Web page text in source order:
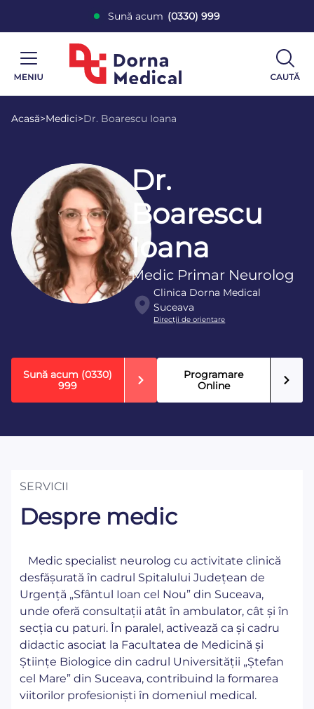
Sună acum (0330) 999
Acasă>Medici>Dr. Boarescu Ioana
Dr.
Boarescu
Ioana
Medic Primar Neurolog
Clinica Dorna Medical
Suceava
Direcţii de orientare
Sună acum (0330)
999
Programare
Online
SERVICII
Despre medic
Medic specialist neurolog cu activitate clinică
desfășurată în cadrul Spitalului Județean de
Urgență „Sfântul Ioan cel Nou” din Suceava,
unde oferă consultații atât în ambulator, cât și în
secția cu paturi. În paralel, activează ca și cadru
didactic asociat la Facultatea de Medicină și
Științe Biologice din cadrul Universității „Ștefan
cel Mare” din Suceava, contribuind la formarea
viitorilor profesioniști în domeniul medical.